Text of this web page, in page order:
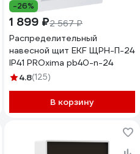
-26%
1 899 ₽2 567 ₽
Распределительный
навесной щит EKF ЩРН-П-24
IP41 PROxima pb40-n-24
4.8(125)
В корзину